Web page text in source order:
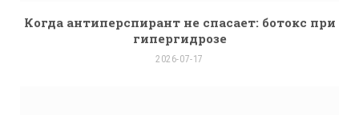
Когда антиперспирант не спасает: ботокс при
гипергидрозе
2026-07-17